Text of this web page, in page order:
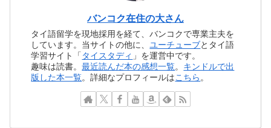
バンコク在住の大さん
タイ語留学を現地採用を経て、バンコクで専業主夫を
しています。当サイトの他に、 ユーチューブとタイ語
学習サイト「 タイスタディ 」を運営中です。
趣味は読書。最近読んだ本の感想一覧。 キンドルで出
版した本一覧。詳細なプロフィールはこちら 。